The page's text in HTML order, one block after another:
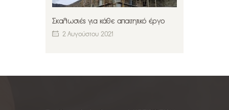
Σκαλωσιές για κάθε απαιτητικό έργο
2 Αυγούστου 2021